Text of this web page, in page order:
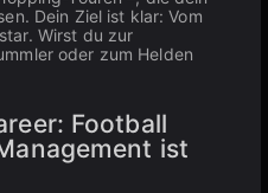
Dein Ziel ist klar: Vom
Wirst du zur
oder zum Helden
Football
ist